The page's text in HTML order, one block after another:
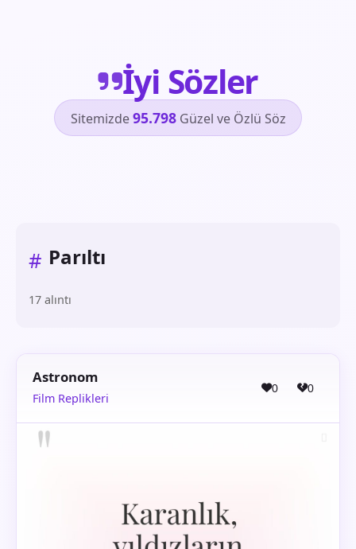
İyi Sözler
Sitemizde95.798Güzel ve Özlü Söz
# Parıltı
17 alıntı
Astronom
Film Replikleri
0 0